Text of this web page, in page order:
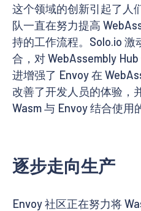
这个领域的创新引起了人
队一直在努力提高
持的工作流程。Solo.io 激
合，对 WebAssembly
进增强了 Envoy 在
改善了开发人员的体验，
Wasm 与 Envoy 结合使用
逐步走向生产
Envoy 社区正在努力将